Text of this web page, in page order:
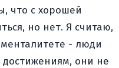
что с хорошей
но нет. Я считаю,
- люди
они не